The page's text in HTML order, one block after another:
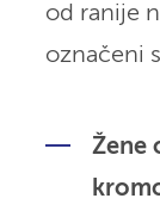
od ranije
označeni
Žene